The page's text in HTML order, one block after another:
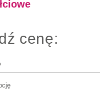
cenę: